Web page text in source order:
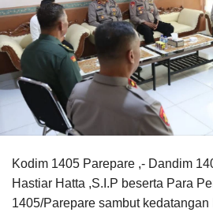
Kodim 1405 Parepare ,- Dandim
Hastiar Hatta ,S.I.P beserta Para
1405/Parepare sambut